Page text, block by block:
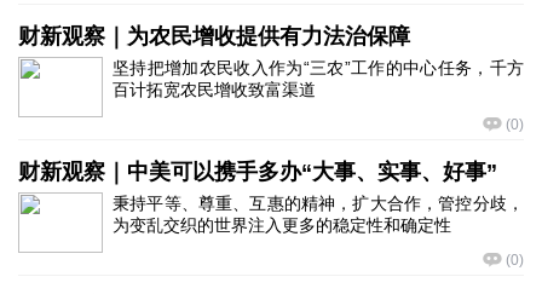
财新观察｜为农民增收提供有力法治保障
坚持把增加农民收入作为“三农”工作的中心任务，千方
百计拓宽农民增收致富渠道
(0)
财新观察｜中美可以携手多办“大事、实事、好事”
秉持平等、尊重、互惠的精神，扩大合作，管控分歧，
为变乱交织的世界注入更多的稳定性和确定性
(0)